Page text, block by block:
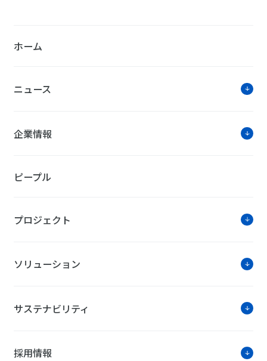
ホーム
ニュース
企業情報
ピープル
プロジェクト
ソリューション
サステナビリティ
採用情報